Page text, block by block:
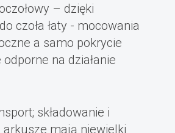
– dzięki
czoła łaty - mocowania
a samo pokrycie
na działanie
składowanie i
mają niewielki